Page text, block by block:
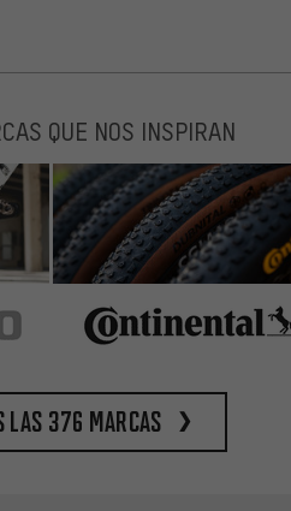
QUE NOS INSPIRAN
376 marcas